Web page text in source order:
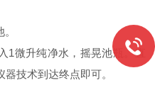
1微升纯净水，摇晃池瓶。直
技术到达终点即可。